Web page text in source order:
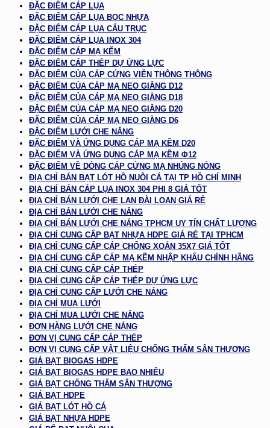
ĐẶC ĐIỂM CÁP LỤA
ĐẶC ĐIỂM CÁP LỤA BỌC NHỰA
ĐẶC ĐIỂM CÁP LỤA CẨU TRỤC
ĐẶC ĐIỂM CÁP LỤA INOX 304
ĐẶC ĐIỂM CÁP MẠ KẼM
ĐẶC ĐIỂM CÁP THÉP DỰ ỨNG LỰC
ĐẶC ĐIỂM CỦA CÁP CỨNG VIỄN THÔNG THÔNG
ĐẶC ĐIỂM CỦA CÁP MẠ NEO GIẰNG D12
ĐẶC ĐIỂM CỦA CÁP MẠ NEO GIẰNG D18
ĐẶC ĐIỂM CỦA CÁP MẠ NEO GIẰNG D20
ĐẶC ĐIỂM CỦA CÁP MẠ NEO GIẰNG D6
ĐẶC ĐIỂM LƯỚI CHE NẮNG
ĐẶC ĐIỂM VÀ ỨNG DỤNG CÁP MẠ KẼM D20
ĐẶC ĐIỂM VÀ ỨNG DỤNG CÁP MẠ KẼM Φ12
ĐẶC ĐIỂM VỀ DÒNG CÁP CỨNG MẠ NHÚNG NÓNG
ĐỊA CHỈ BÁN BẠT LÓT HỒ NUÔI CÁ TẠI TP HỒ CHÍ MINH
ĐỊA CHỈ BÁN CÁP LỤA INOX 304 PHI 8 GIÁ TỐT
ĐỊA CHỈ BÁN LƯỚI CHE LAN ĐÀI LOAN GIÁ RẺ
ĐỊA CHỈ BÁN LƯỚI CHE NẮNG
ĐỊA CHỈ BÁN LƯỚI CHE NẮNG TPHCM UY TÍN CHẤT LƯỢNG
ĐỊA CHỈ CUNG CẤP BẠT NHỰA HDPE GIÁ RẺ TẠI TPHCM
ĐỊA CHỈ CUNG CẤP CÁP CHỐNG XOẮN 35X7 GIÁ TỐT
ĐỊA CHỈ CUNG CẤP CÁP MẠ KẼM NHẬP KHẨU CHÍNH HÃNG
ĐỊA CHỈ CUNG CẤP CÁP THÉP
ĐỊA CHỈ CUNG CẤP CÁP THÉP DỰ ỨNG LỰC
ĐỊA CHỈ CUNG CẤP LƯỚI CHE NẮNG
ĐỊA CHỈ MUA LƯỚI
ĐỊA CHỈ MUA LƯỚI CHE NẮNG
ĐƠN HÀNG LƯỚI CHE NẮNG
ĐƠN VỊ CUNG CẤP CÁP THÉP
ĐƠN VỊ CUNG CẤP VẬT LIỆU CHỐNG THẤM SÂN THƯỢNG
GIÁ BẠT BIOGAS HDPE
GIÁ BẠT BIOGAS HDPE BAO NHIÊU
GIÁ BẠT CHỐNG THẤM SÂN THƯỢNG
GIÁ BẠT HDPE
GIÁ BẠT LÓT HỒ CÁ
GIÁ BẠT NHỰA HDPE